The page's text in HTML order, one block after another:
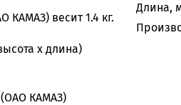
КАМАЗ) весит 1.4 кг.
х длина)
КАМАЗ)
Длина,